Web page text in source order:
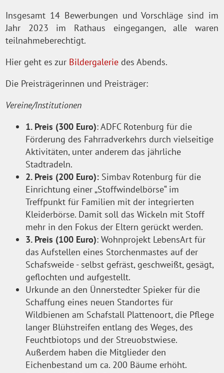
Insgesamt 14 Bewerbungen und Vorschläge sind im
Jahr 2023 im Rathaus eingegangen, alle waren
teilnahmeberechtigt.
Hier geht es zur Bildergalerie des Abends.
Die Preisträgerinnen und Preisträger:
Vereine/Institutionen
1. Preis (300 Euro): ADFC Rotenburg für die
Förderung des Fahrradverkehrs durch vielseitige
Aktivitäten, unter anderem das jährliche
Stadtradeln.
2. Preis (200 Euro): Simbav Rotenburg für die
Einrichtung einer „Stoffwindelbörse“ im
Treffpunkt für Familien mit der integrierten
Kleiderbörse. Damit soll das Wickeln mit Stoff
mehr in den Fokus der Eltern gerückt werden.
3. Preis (100 Euro): Wohnprojekt LebensArt für
das Aufstellen eines Storchenmastes auf der
Schafsweide - selbst gefräst, geschweißt, gesägt,
geflochten und aufgestellt.
Urkunde an den Ünnerstedter Spieker für die
Schaffung eines neuen Standortes für
Wildbienen am Schafstall Plattenoort, die Pflege
langer Blühstreifen entlang des Weges, des
Feuchtbiotops und der Streuobstwiese.
Außerdem haben die Mitglieder den
Eichenbestand um ca. 200 Bäume erhöht.